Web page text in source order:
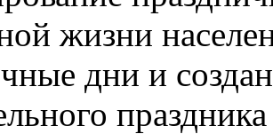
жизни
дни и